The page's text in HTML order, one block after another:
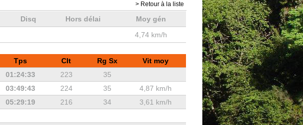
> Retour à la liste
Disq Hors délai
Moy gén
4,74 km/h
Tps Clt Rg Sx
Vit moy
01:24:33 223
35
03:49:43 224 35
4,87 km/h
05:29:19 216 34
3,61 km/h